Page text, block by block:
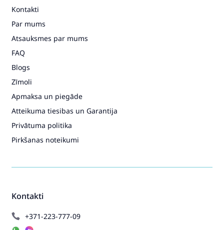
Kontakti
+371-223-777-09
Kontakti
Par mums
Atsauksmes par mums
FAQ
Blogs
Zīmoli
Apmaksa un piegāde
Atteikuma tiesibas un Garantija
Privātuma politika
Pirkšanas noteikumi